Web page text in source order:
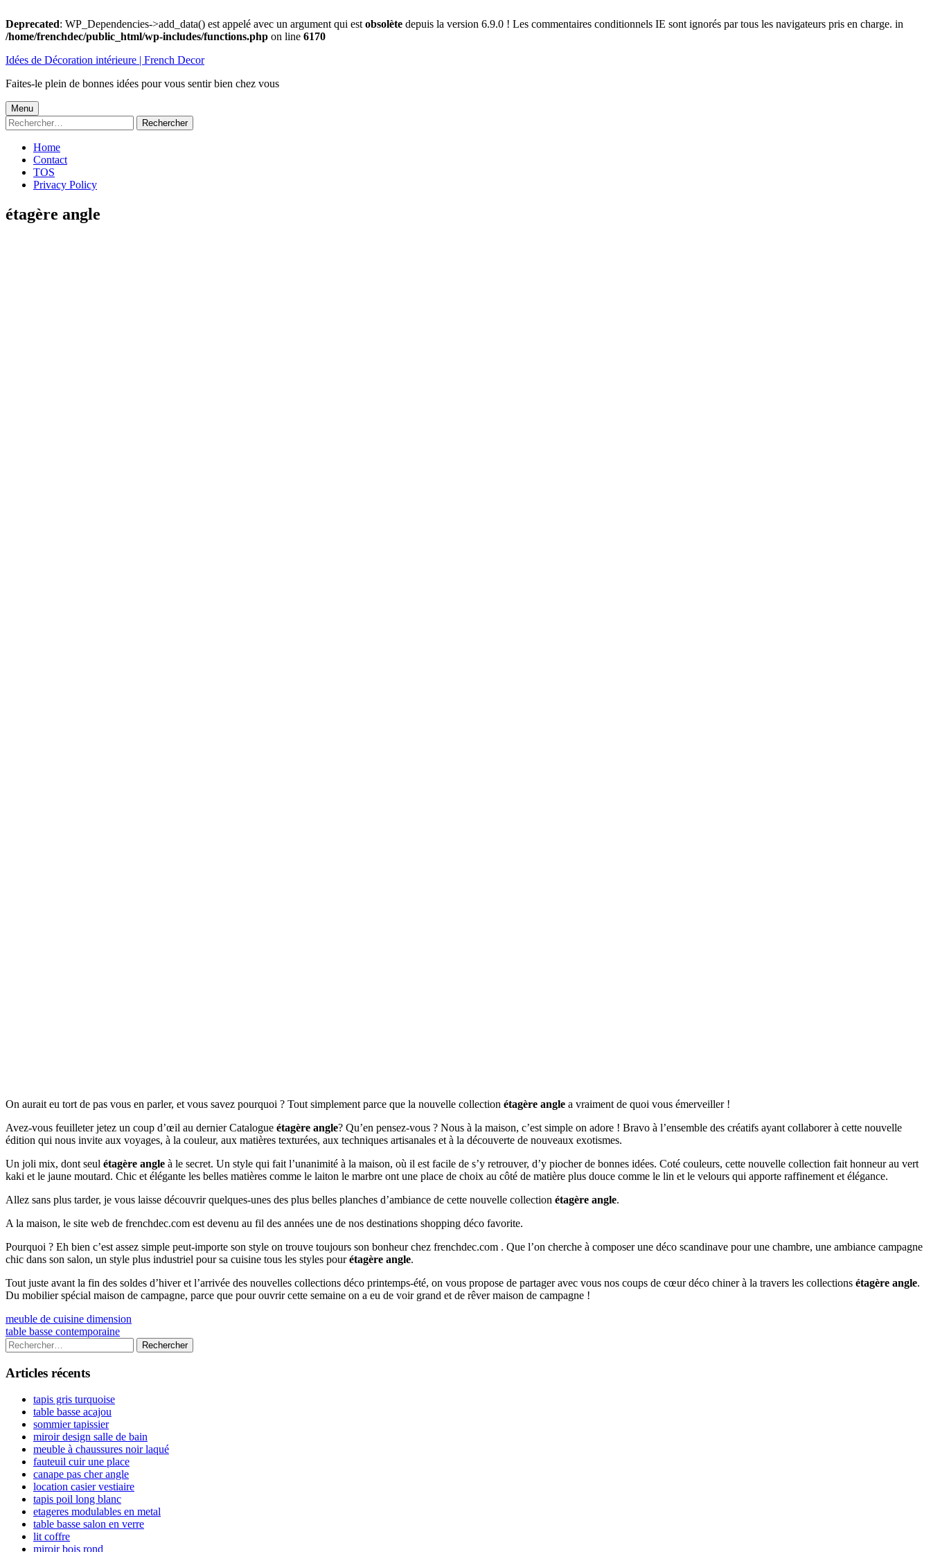
Deprecated: WP_Dependencies->add_data() est appelé avec un argument qui est obsolète depuis la version 6.9.0 ! Les commentaires conditionnels IE sont ignorés par tous les navigateurs pris en charge. in
/home/frenchdec/public_html/wp-includes/functions.php on line 6170
au
Idées de Décoration intérieure | French Decor
Faites-le plein de bonnes idées pour vous sentir bien chez vous
Menu
principal
Menu
Rechercher :
Home
Contact
TOS
Privacy Policy
étagère angle
On aurait eu tort de pas vous en parler, et vous savez pourquoi ? Tout simplement parce que la nouvelle collection étagère angle a vraiment de quoi vous émerveiller !
Avez-vous feuilleter jetez un coup d’œil au dernier Catalogue étagère angle? Qu’en pensez-vous ? Nous à la maison, c’est simple on adore ! Bravo à l’ensemble des créatifs ayant collaborer à cette nouvelle
édition qui nous invite aux voyages, à la couleur, aux matières texturées, aux techniques artisanales et à la découverte de nouveaux exotismes.
Un joli mix, dont seul étagère angle à le secret. Un style qui fait l’unanimité à la maison, où il est facile de s’y retrouver, d’y piocher de bonnes idées. Coté couleurs, cette nouvelle collection fait honneur au vert
kaki et le jaune moutard. Chic et élégante les belles matières comme le laiton le marbre ont une place de choix au côté de matière plus douce comme le lin et le velours qui apporte raffinement et élégance.
Allez sans plus tarder, je vous laisse découvrir quelques-unes des plus belles planches d’ambiance de cette nouvelle collection étagère angle.
A la maison, le site web de frenchdec.com est devenu au fil des années une de nos destinations shopping déco favorite.
Pourquoi ? Eh bien c’est assez simple peut-importe son style on trouve toujours son bonheur chez frenchdec.com . Que l’on cherche à composer une déco scandinave pour une chambre, une ambiance campagne
chic dans son salon, un style plus industriel pour sa cuisine tous les styles pourétagère angle.
Tout juste avant la fin des soldes d’hiver et l’arrivée des nouvelles collections déco printemps-été, on vous propose de partager avec vous nos coups de cœur déco chiner à la travers les collections étagère angle.
Du mobilier spécial maison de campagne, parce que pour ouvrir cette semaine on a eu de voir grand et de rêver maison de campagne !
Navigation
de
l’article
Previous
article:
meuble de cuisine dimension
Next
article:
table basse contemporaine
Colonne
latérale
principale
Rechercher :
Articles récents
tapis gris turquoise
table basse acajou
sommier tapissier
miroir design salle de bain
meuble à chaussures noir laqué
fauteuil cuir une place
canape pas cher angle
location casier vestiaire
tapis poil long blanc
etageres modulables en metal
table basse salon en verre
lit coffre
miroir bois rond